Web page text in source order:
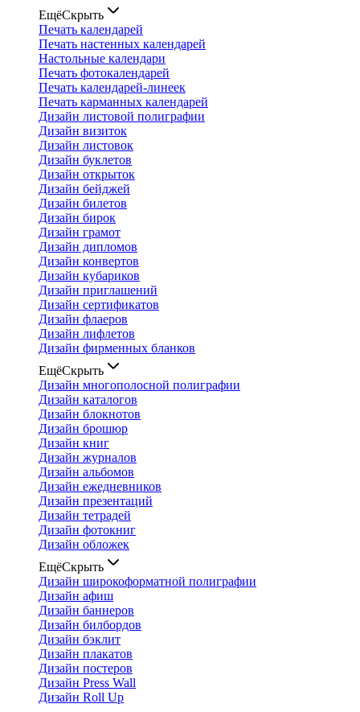
ЕщёСкрыть
Печать календарей
Печать настенных календарей
Настольные календари
Печать фотокалендарей
Печать календарей-линеек
Печать карманных календарей
Дизайн листовой полиграфии
Дизайн визиток
Дизайн листовок
Дизайн буклетов
Дизайн открыток
Дизайн бейджей
Дизайн билетов
Дизайн бирок
Дизайн грамот
Дизайн дипломов
Дизайн конвертов
Дизайн кубариков
Дизайн приглашений
Дизайн сертификатов
Дизайн флаеров
Дизайн лифлетов
Дизайн фирменных бланков
ЕщёСкрыть
Дизайн многополосной полиграфии
Дизайн каталогов
Дизайн блокнотов
Дизайн брошюр
Дизайн книг
Дизайн журналов
Дизайн альбомов
Дизайн ежедневников
Дизайн презентаций
Дизайн тетрадей
Дизайн фотокниг
Дизайн обложек
ЕщёСкрыть
Дизайн широкоформатной полиграфии
Дизайн афиш
Дизайн баннеров
Дизайн билбордов
Дизайн бэклит
Дизайн плакатов
Дизайн постеров
Дизайн Press Wall
Дизайн Roll Up